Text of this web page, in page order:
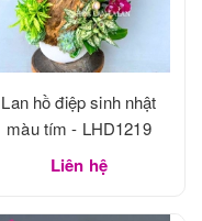
Lan hồ điệp sinh nhật
màu tím - LHD1219
Liên hệ